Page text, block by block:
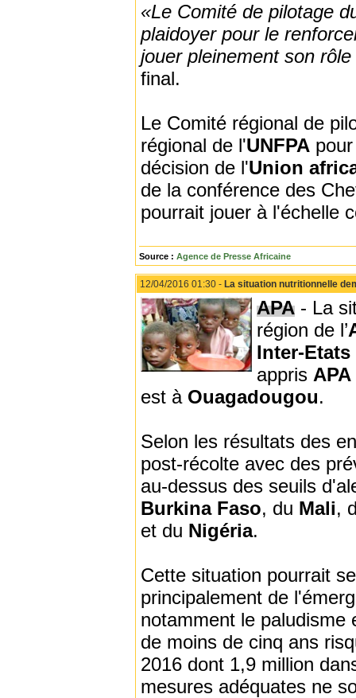
«Le Comité de pilotage
plaidoyer pour le
jouer pleinement son
final.
Le Comité régional de
régional de l'UNFPA
décision de l'Union
de la conférence des
pourrait jouer à l'échelle
Source : Agence de Presse Africaine
12/04/2016 01:30 - La situation nutritionnelle
APA - La
région de l’
Inter-
appris APA
est à Ouagadougou.
Selon les résultats des
post-récolte avec des
au-dessus des seuils
Burkina Faso, du Mali,
et du Nigéria.
Cette situation pourrait
principalement de
notamment le paludisme
de moins de cinq ans
2016 dont 1,9 million
mesures adéquates ne